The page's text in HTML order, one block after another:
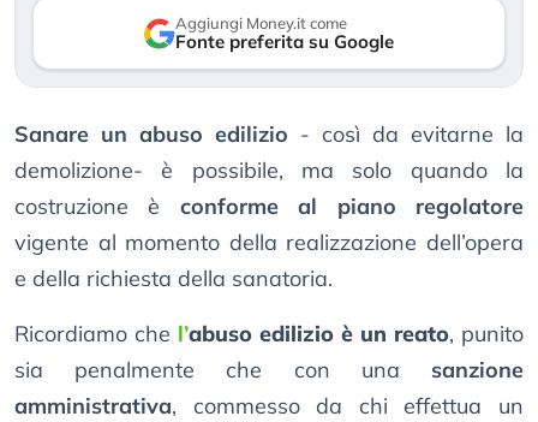
Aggiungi Money.it come
Fonte preferita su Google
Sanare un abuso edilizio - così da evitarne la
demolizione- è possibile, ma solo quando la
costruzione è conforme al piano regolatore
vigente al momento della realizzazione dell’opera
e della richiesta della sanatoria.
Ricordiamo che l’abuso edilizio è un reato, punito
sia penalmente che con una sanzione
amministrativa, commesso da chi effettua un